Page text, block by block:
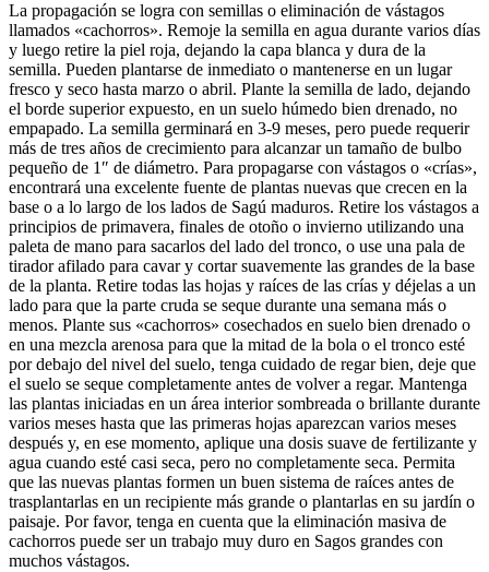
La propagación se logra con semillas o eliminación de vástagos
llamados «cachorros». Remoje la semilla en agua durante varios días
y luego retire la piel roja, dejando la capa blanca y dura de la
semilla. Pueden plantarse de inmediato o mantenerse en un lugar
fresco y seco hasta marzo o abril. Plante la semilla de lado, dejando
el borde superior expuesto, en un suelo húmedo bien drenado, no
empapado. La semilla germinará en 3-9 meses, pero puede requerir
más de tres años de crecimiento para alcanzar un tamaño de bulbo
pequeño de 1″ de diámetro. Para propagarse con vástagos o «crías»,
encontrará una excelente fuente de plantas nuevas que crecen en la
base o a lo largo de los lados de Sagú maduros. Retire los vástagos a
principios de primavera, finales de otoño o invierno utilizando una
paleta de mano para sacarlos del lado del tronco, o use una pala de
tirador afilado para cavar y cortar suavemente las grandes de la base
de la planta. Retire todas las hojas y raíces de las crías y déjelas a un
lado para que la parte cruda se seque durante una semana más o
menos. Plante sus «cachorros» cosechados en suelo bien drenado o
en una mezcla arenosa para que la mitad de la bola o el tronco esté
por debajo del nivel del suelo, tenga cuidado de regar bien, deje que
el suelo se seque completamente antes de volver a regar. Mantenga
las plantas iniciadas en un área interior sombreada o brillante durante
varios meses hasta que las primeras hojas aparezcan varios meses
después y, en ese momento, aplique una dosis suave de fertilizante y
agua cuando esté casi seca, pero no completamente seca. Permita
que las nuevas plantas formen un buen sistema de raíces antes de
trasplantarlas en un recipiente más grande o plantarlas en su jardín o
paisaje. Por favor, tenga en cuenta que la eliminación masiva de
cachorros puede ser un trabajo muy duro en Sagos grandes con
muchos vástagos.